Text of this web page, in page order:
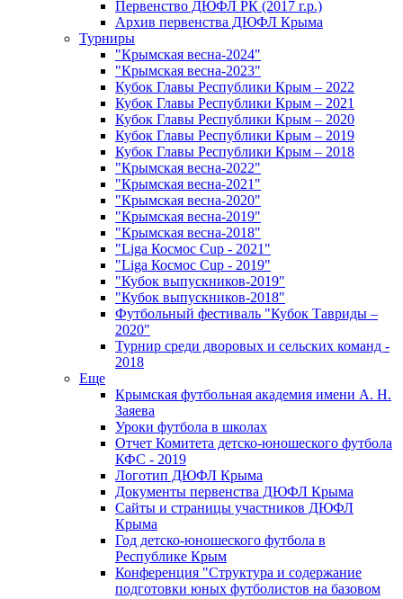
Первенство ДЮФЛ РК (2017 г.р.)
Архив первенства ДЮФЛ Крыма
Турниры
"Крымская весна-2024"
"Крымская весна-2023"
Кубок Главы Республики Крым – 2022
Кубок Главы Республики Крым – 2021
Кубок Главы Республики Крым – 2020
Кубок Главы Республики Крым – 2019
Кубок Главы Республики Крым – 2018
"Крымская весна-2022"
"Крымская весна-2021"
"Крымская весна-2020"
"Крымская весна-2019"
"Крымская весна-2018"
"Liga Космос Cup - 2021"
"Liga Космос Cup - 2019"
"Кубок выпускников-2019"
"Кубок выпускников-2018"
Футбольный фестиваль "Кубок Тавриды –
2020"
Турнир среди дворовых и сельских команд -
2018
Еще
Крымская футбольная академия имени А. Н.
Заяева
Уроки футбола в школах
Отчет Комитета детско-юношеского футбола
КФС - 2019
Логотип ДЮФЛ Крыма
Документы первенства ДЮФЛ Крыма
Сайты и страницы участников ДЮФЛ
Крыма
Год детско-юношеского футбола в
Республике Крым
Конференция "Структура и содержание
подготовки юных футболистов на базовом